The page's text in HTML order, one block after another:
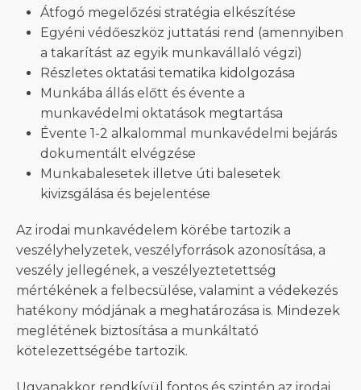
Átfogó megelőzési stratégia elkészítése
Egyéni védőeszköz juttatási rend (amennyiben
a takarítást az egyik munkavállaló végzi)
Részletes oktatási tematika kidolgozása
Munkába állás előtt és évente a
munkavédelmi oktatások megtartása
Évente 1-2 alkalommal munkavédelmi bejárás
dokumentált elvégzése
Munkabalesetek illetve úti balesetek
kivizsgálása és bejelentése
Az irodai munkavédelem körébe tartozik a
veszélyhelyzetek, veszélyforrások azonosítása, a
veszély jellegének, a veszélyeztetettség
mértékének a felbecsülése, valamint a védekezés
hatékony módjának a meghatározása is. Mindezek
meglétének biztosítása a munkáltató
kötelezettségébe tartozik.